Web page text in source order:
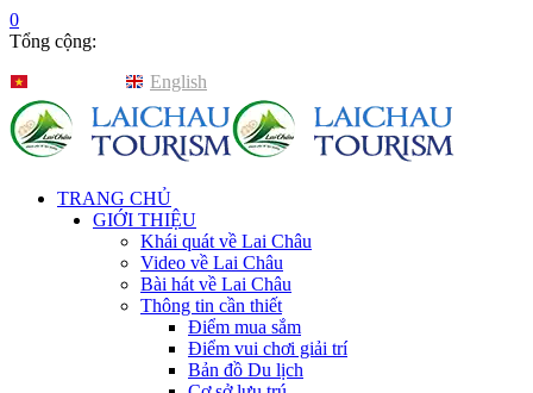
0
Tổng cộng:
English
TRANG CHỦ
GIỚI THIỆU
Khái quát về Lai Châu
Video về Lai Châu
Bài hát về Lai Châu
Thông tin cần thiết
Điểm mua sắm
Điểm vui chơi giải trí
Bản đồ Du lịch